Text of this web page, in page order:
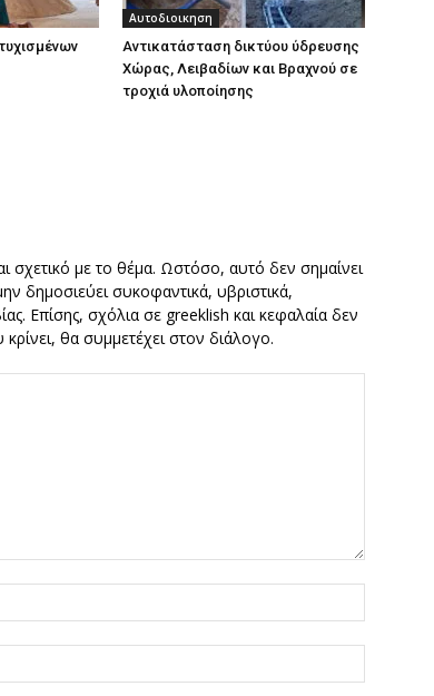
Αυτοδιοικηση
Aντικατάσταση δικτύου ύδρευσης
Χώρας, Λειβαδίων και Βραχνού σε
τροχιά υλοποίησης
σχετικό με το θέμα. Ωστόσο, αυτό δεν σημαίνει
δημοσιεύει συκοφαντικά, υβριστικά,
Επίσης, σχόλια σε greeklish και κεφαλαία δεν
θα συμμετέχει στον διάλογο.